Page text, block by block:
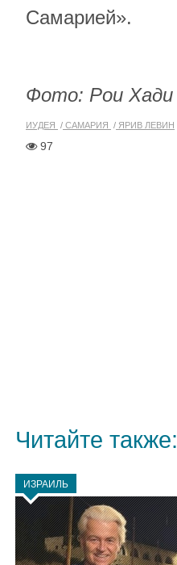
Самарией».
Фото: Рои Хади
ИУДЕЯ САМАРИЯ ЯРИВ ЛЕВИН
97
Читайте также:
ИЗРАИЛЬ